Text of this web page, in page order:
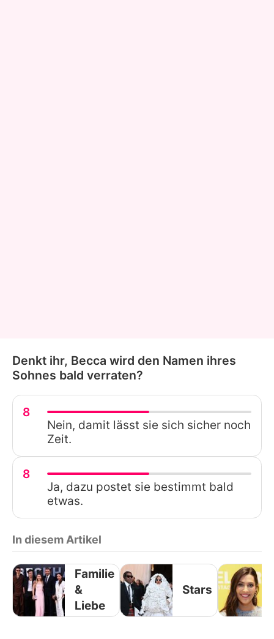
Denkt ihr, Becca wird den Namen ihres
Sohnes bald verraten?
8
Nein, damit lässt sie sich sicher noch
Zeit.
8
Ja, dazu postet sie bestimmt bald
etwas.
In diesem Artikel
Familie
&
Liebe
Stars